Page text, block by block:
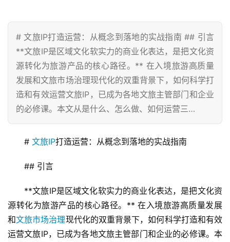
# 文旅IP打造运营：从概念到落地的实战指南 ## 引言
**文旅IP是区域文化软实力的商业化表达，是把文化资
源转化为旅游产品的核心路径。** 在入境旅游高质量
发展和文旅市场治理现代化的双重背景下，如何科学打
造和有效运营文旅IP，已成为各地文旅主管部门和企业
的必修课。本文从是什么、怎么做、如何运营三…
# 文旅IP打造运营：从概念到落地的实战指南
## 引言
**文旅IP是区域文化软实力的商业化表达，是把文化资
源转化为旅游产品的核心路径。** 在入境旅游高质量发展
和文旅市场治理现代化的双重背景下，如何科学打造和有效
运营文旅IP，已成为各地文旅主管部门和企业的必修课。本